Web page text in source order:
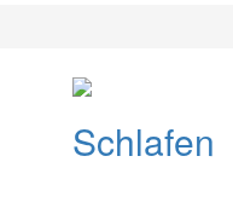
Schlafen